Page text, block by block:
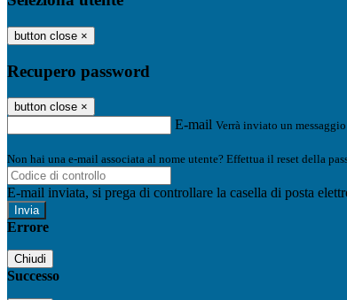
button close ×
Recupero password
button close ×
E-mail Verrà inviato un
Non hai una e-mail associata al nome utente? Effettua il reset della
E-mail inviata, si prega di controllare la casella di posta
Errore
Chiudi
Successo